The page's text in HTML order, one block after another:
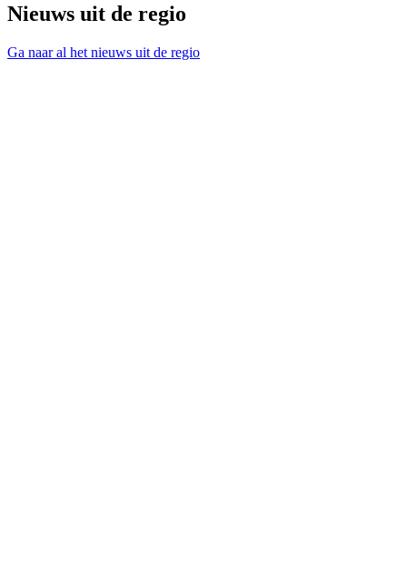
Nieuws uit de regio
Ga naar al het nieuws uit de regio